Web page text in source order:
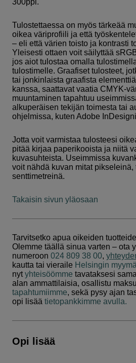
300ppi.
Tulostettaessa on myös tärkeää
oikea väriprofiili ja että
– eli että värien toisto ja kontrasti
Yleisesti ottaen voit säilyttää
jos aiot tulostaa omalla
tulostimelle. Graafiset tulosteet,
tai jonkinlaista graafista
kanssa, saattavat vaatia CMYK-
muuntaminen tapahtuu
alkuperäisen tekijän toimesta tai
ohjelmissa, kuten Adobe
Jotta voit varmistaa tulosteesi
pitää kirjaa paperikooista ja niitä
kuvasuhteista. Useimmissa
voit nähdä kuvan mitat pikseleinä,
senttimetreinä.
Takaisin sivun yläosaan
Tarvitsetko apua oikeiden
Olemme täällä sinua varten – ota
numeroon024 809 38 00,
kautta tai vieraile Helsingin
nytyhteisöömme tavataksesi
alan ammattilaisia, osallistu
tapahtumiimme, sekä pysy ajan
opi lisäätietopankkimme avulla.
Opi lisää